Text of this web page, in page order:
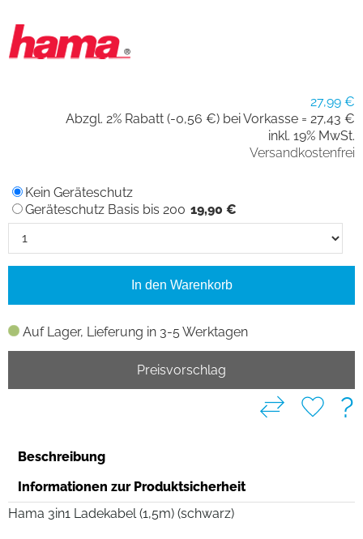
27,99 €
Abzgl. 2% Rabatt (-0,56 €) bei Vorkasse = 27,43 €
inkl. 19% MwSt.
Versandkostenfrei
Auf Lager, Lieferung in 3-5 Werktagen
Kein Geräteschutz
Geräteschutz Basis bis 200 19,90 €
In den Warenkorb
Preisvorschlag
?
Beschreibung
Informationen zur Produktsicherheit
Hama 3in1 Ladekabel (1,5m) (schwarz)